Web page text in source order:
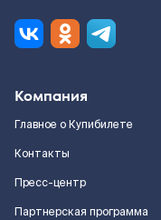
Компания
Главное о Купибилете
Контакты
Пресс-центр
Партнерская программа